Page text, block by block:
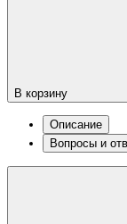
В корзину
Описание
Вопросы и